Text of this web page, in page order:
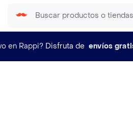
en Rappi? Disfruta de envíos